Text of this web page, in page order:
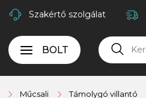
Szakértő szolgálat
BOLT
Műcsali Támolygó villantó